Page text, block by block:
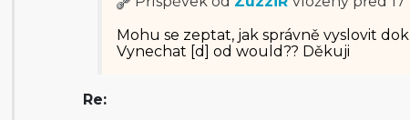
Mohu se zeptat, jak správně vyslovit
Vynechat [d] od would?? Děkuji
Re: